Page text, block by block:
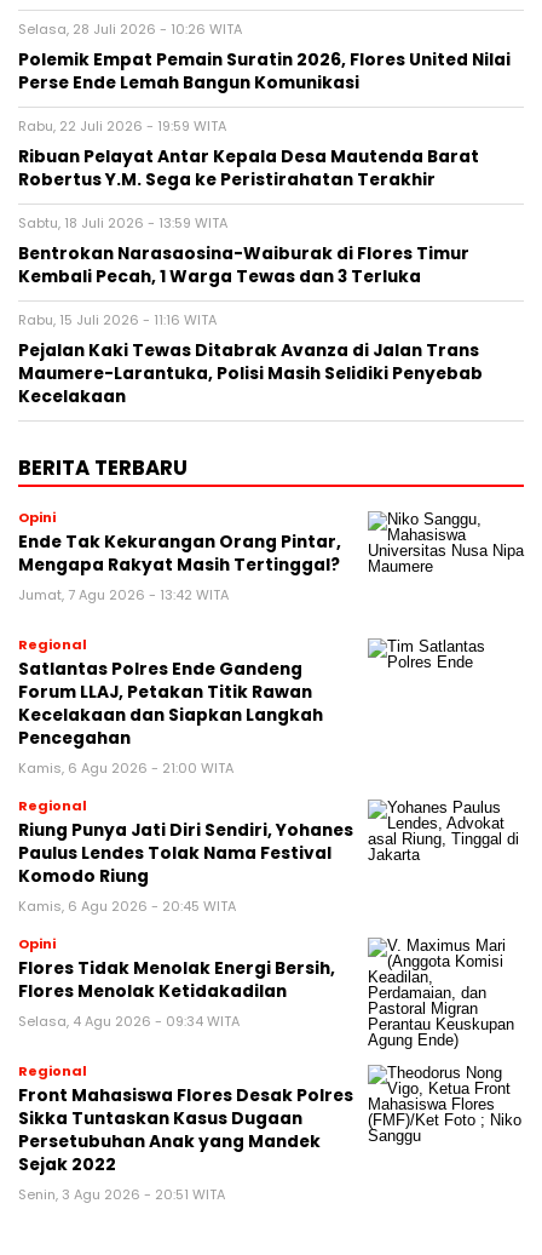
Selasa, 28 Juli 2026 - 10:26 WITA
Polemik Empat Pemain Suratin 2026, Flores United Nilai
Perse Ende Lemah Bangun Komunikasi
Rabu, 22 Juli 2026 - 19:59 WITA
Ribuan Pelayat Antar Kepala Desa Mautenda Barat
Robertus Y.M. Sega ke Peristirahatan Terakhir
Sabtu, 18 Juli 2026 - 13:59 WITA
Bentrokan Narasaosina-Waiburak di Flores Timur
Kembali Pecah, 1 Warga Tewas dan 3 Terluka
Rabu, 15 Juli 2026 - 11:16 WITA
Pejalan Kaki Tewas Ditabrak Avanza di Jalan Trans
Maumere-Larantuka, Polisi Masih Selidiki Penyebab
Kecelakaan
BERITA TERBARU
Opini
Ende Tak Kekurangan Orang Pintar,
Mengapa Rakyat Masih Tertinggal?
Jumat, 7 Agu 2026 - 13:42 WITA
Regional
Satlantas Polres Ende Gandeng
Forum LLAJ, Petakan Titik Rawan
Kecelakaan dan Siapkan Langkah
Pencegahan
Kamis, 6 Agu 2026 - 21:00 WITA
Regional
Riung Punya Jati Diri Sendiri, Yohanes
Paulus Lendes Tolak Nama Festival
Komodo Riung
Kamis, 6 Agu 2026 - 20:45 WITA
Opini
Flores Tidak Menolak Energi Bersih,
Flores Menolak Ketidakadilan
Selasa, 4 Agu 2026 - 09:34 WITA
Regional
Front Mahasiswa Flores Desak Polres
Sikka Tuntaskan Kasus Dugaan
Persetubuhan Anak yang Mandek
Sejak 2022
Senin, 3 Agu 2026 - 20:51 WITA